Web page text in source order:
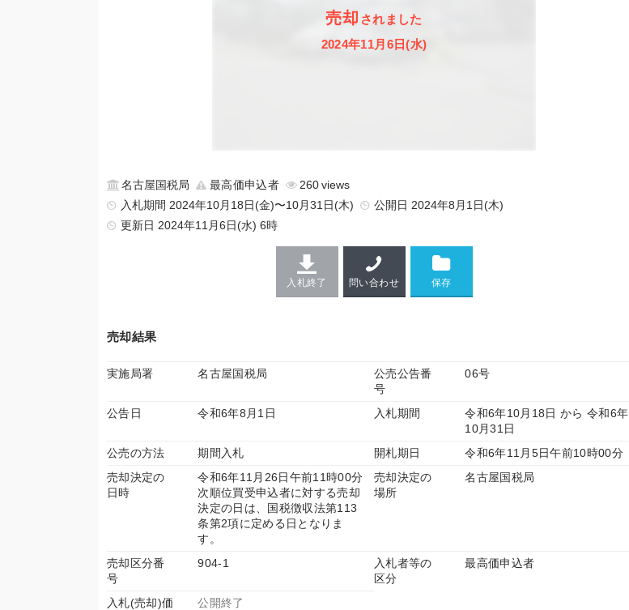
売却 されました
2024年11月6日(水)
名古屋国税局 最高価申込者
260
入札期間 2024年10月18日(金)〜10月31日(木)
公開日 2024年8月1日(木)
更新日 2024年11月6日(水) 6時
入札終了 問い合わせ
売却結果
実施局署 名古屋国税局
公売公告番
号
06号
公告日 令和6年8月1日 入札期間
令和6年10月18日 から 令和6年
10月31日
公売の方法
期間入札 開札期日
令和6年11月5日午前10時00分
売却決定の
日時
令和6年11月26日午前11時00分
次順位買受申込者に対する売却
決定の日は、国税徴収法第113
条第2項に定める日となりま
す。
売却決定の
場所
名古屋国税局
売却区分番
号
904-1
入札者等の
区分
最高価申込者
入札(売却)価
公開終了